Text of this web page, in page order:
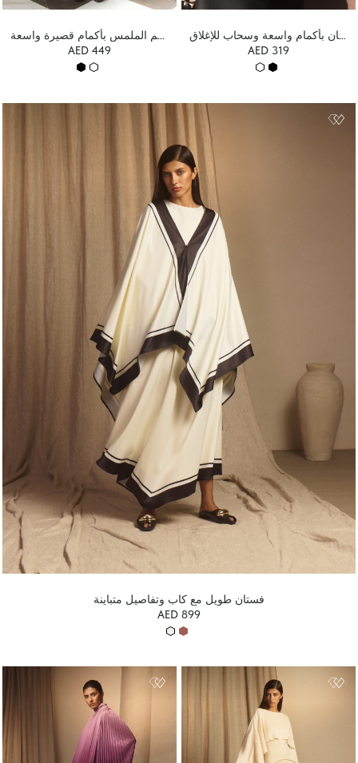
سترة من قماش محكم الملمس بأكمام قصيرة واسعة
AED 449
بلوزة من الساتان بأكمام واسعة وسحاب للإغلاق
AED 319
فستان طويل مع كاب وتفاصيل متباينة
AED 899